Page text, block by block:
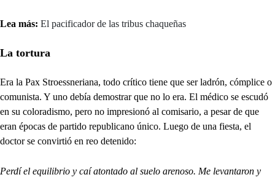
Lea más: El pacificador de las tribus chaqueñas
La tortura
Era la Pax Stroessneriana, todo crítico tiene que ser ladrón, cómplice o
comunista. Y uno debía demostrar que no lo era. El médico se escudó
en su coloradismo, pero no impresionó al comisario, a pesar de que
eran épocas de partido republicano único. Luego de una fiesta, el
doctor se convirtió en reo detenido:
Perdí el equilibrio y caí atontado al suelo arenoso. Me levantaron y